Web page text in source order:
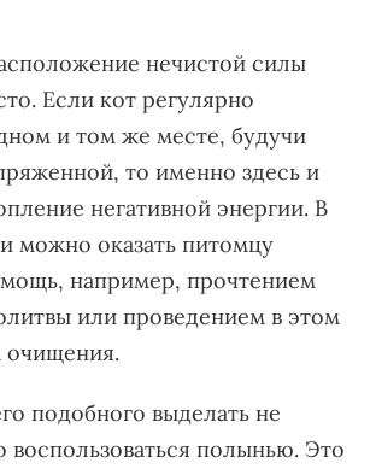
нечистой силы
Если кот регулярно
и том же месте, будучи
то именно здесь и
негативной энергии. В
можно оказать питомцу
например, прочтением
или проведением в этом
очищения.
подобного выделать не
полынью. Это